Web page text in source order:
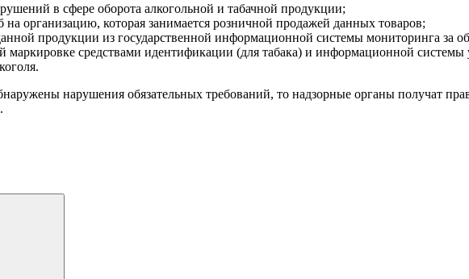
в сфере оборота алкогольной и табачной продукции;
на организацию, которая занимается розничной продажей данных товаров;
продукции из государственной информационной системы мониторинга за
маркировке средствами идентификации (для табака) и информационной системы
нарушения обязательных требований, то надзорные органы получат